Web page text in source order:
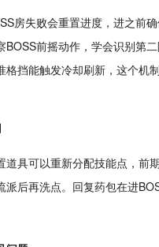
房失败会重置进度，进之前
BOSS前摇动作，学会识别第
格挡能触发冷却刷新，这个机
道具可以重新分配技能点，前
派后再洗点。回复药包在进